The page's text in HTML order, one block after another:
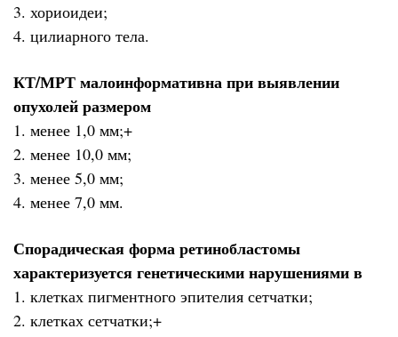
3. хориоидеи;
4. цилиарного тела.
КТ/МРТ малоинформативна при выявлении
опухолей размером
1. менее 1,0 мм;+
2. менее 10,0 мм;
3. менее 5,0 мм;
4. менее 7,0 мм.
Спорадическая форма ретинобластомы
характеризуется генетическими нарушениями в
1. клетках пигментного эпителия сетчатки;
2. клетках сетчатки;+